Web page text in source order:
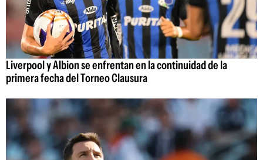
Liverpool y Albion se enfrentan en la continuidad de la
primera fecha del Torneo Clausura